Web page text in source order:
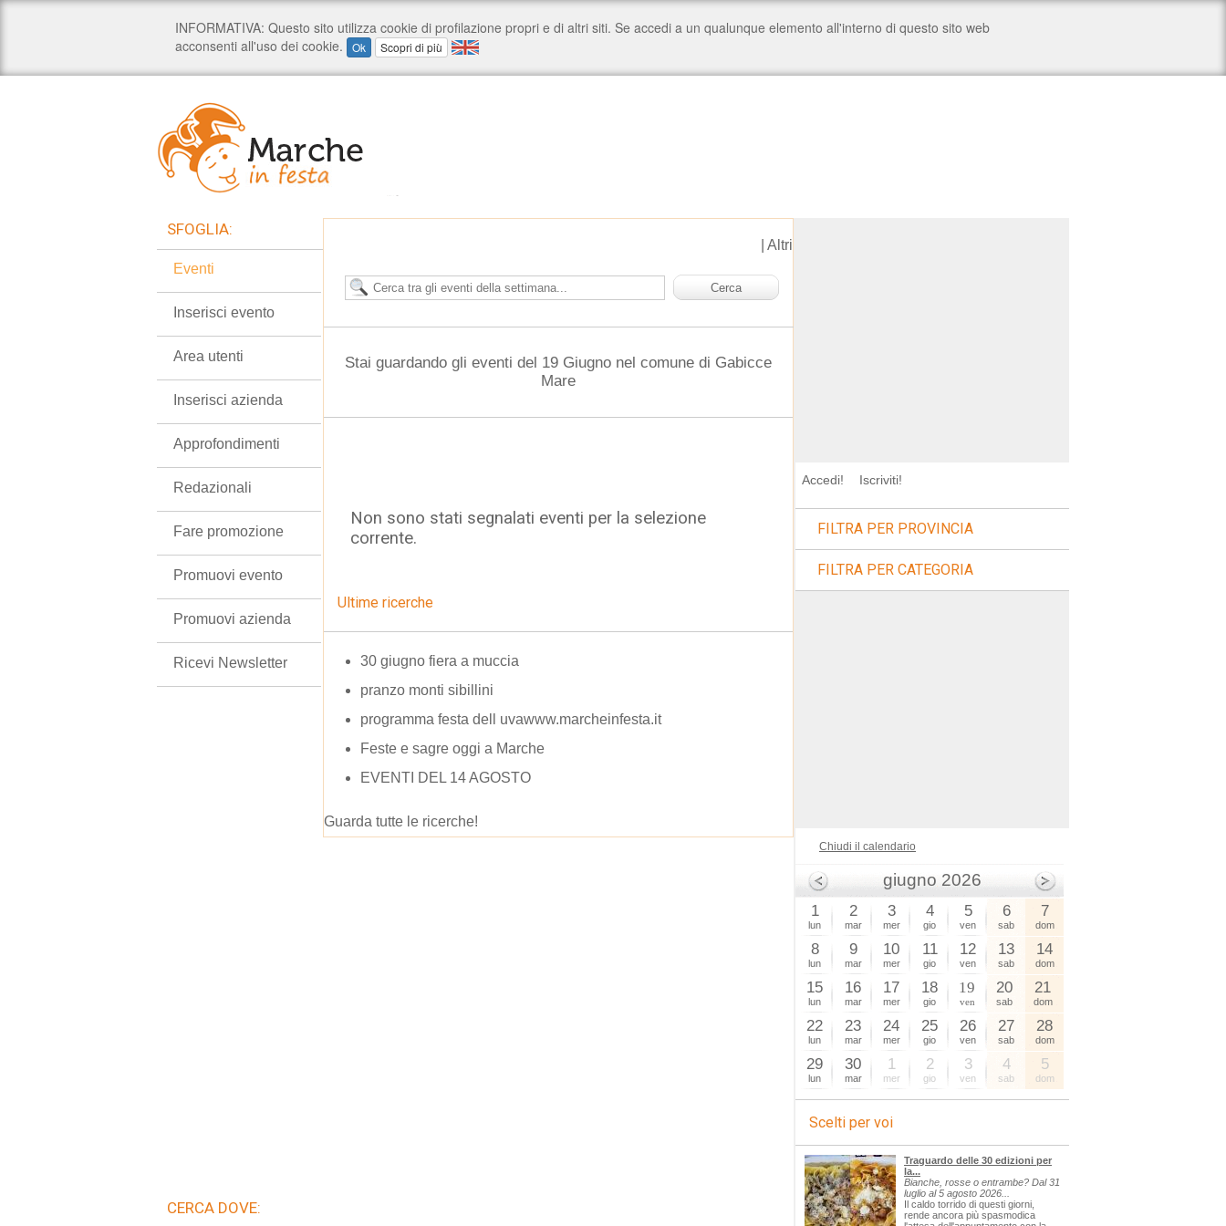
Altri
Stai guardando gli eventi del 19 Giugno nel comune di Gabicce
Mare
Non sono stati segnalati eventi per la selezione
corrente.
Ultime ricerche
30 giugno fiera a muccia
pranzo monti sibillini
programma festa dell uvawww.marcheinfesta.it
Feste e sagre oggi a Marche
EVENTI DEL 14 AGOSTO
Guarda tutte le ricerche!
SFOGLIA:
Eventi
Inserisci evento
Area utenti
Inserisci azienda
Approfondimenti
Redazionali
Fare promozione
Promuovi evento
Promuovi azienda
Ricevi Newsletter
CERCA DOVE:
Accedi! Iscriviti!
FILTRA PER PROVINCIA
FILTRA PER CATEGORIA
Chiudi il calendario
giugno 2026
1
lun
2
mar
3
mer
4
gio
5
ven
6
sab
7
dom
8
lun
9
mar
10
mer
11
gio
12
ven
13
sab
14
dom
15
lun
16
mar
17
mer
18
gio
19
ven
20
sab
21
dom
22
lun
23
mar
24
mer
25
gio
26
ven
27
sab
28
dom
29
lun
30
mar
1
mer
2
gio
3
ven
4
sab
5
dom
Scelti per voi
Traguardo delle 30 edizioni per
la...
Bianche, rosse o entrambe? Dal 31
luglio al 5 agosto 2026...
Il caldo torrido di questi giorni,
rende ancora più spasmodica